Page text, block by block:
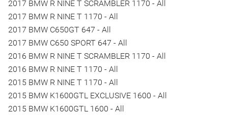
2017 BMW R NINE T SCRAMBLER 1170 - All
2017 BMW R NINE T 1170 - All
2017 BMW C650GT 647 - All
2017 BMW C650 SPORT 647 - All
2016 BMW R NINE T SCRAMBLER 1170 - All
2016 BMW R NINE T 1170 - All
2015 BMW R NINE T 1170 - All
2015 BMW K1600GTL EXCLUSIVE 1600 - All
2015 BMW K1600GTL 1600 - All